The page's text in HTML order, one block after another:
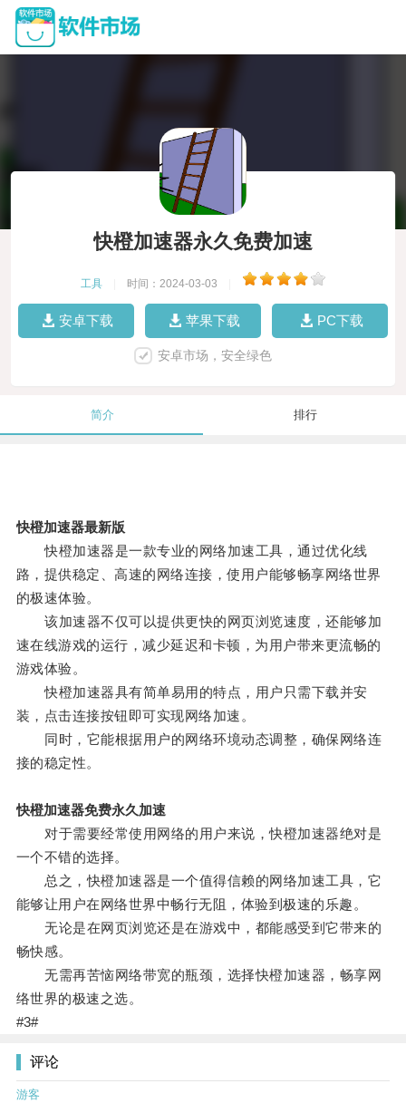
快橙加速器永久免费加速
工具 时间：2024-03-03
安卓下载 苹果下载 PC下载
安卓市场，安全绿色
简介 排行
快橙加速器最新版
快橙加速器是一款专业的网络加速工具，通过优化线
路，提供稳定、高速的网络连接，使用户能够畅享网络世界
的极速体验。
该加速器不仅可以提供更快的网页浏览速度，还能够加
速在线游戏的运行，减少延迟和卡顿，为用户带来更流畅的
游戏体验。
快橙加速器具有简单易用的特点，用户只需下载并安
装，点击连接按钮即可实现网络加速。
同时，它能根据用户的网络环境动态调整，确保网络连
接的稳定性。
快橙加速器免费永久加速
对于需要经常使用网络的用户来说，快橙加速器绝对是
一个不错的选择。
总之，快橙加速器是一个值得信赖的网络加速工具，它
能够让用户在网络世界中畅行无阻，体验到极速的乐趣。
无论是在网页浏览还是在游戏中，都能感受到它带来的
畅快感。
无需再苦恼网络带宽的瓶颈，选择快橙加速器，畅享网
络世界的极速之选。
#3#
评论
游客